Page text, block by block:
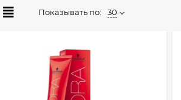
Показывать по: 30